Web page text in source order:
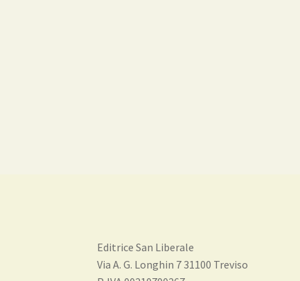
Editrice San Liberale
Via A. G. Longhin 7 31100 Treviso